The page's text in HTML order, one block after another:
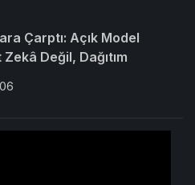
Çarptı: Açık Model
Zekâ Değil, Dağıtım